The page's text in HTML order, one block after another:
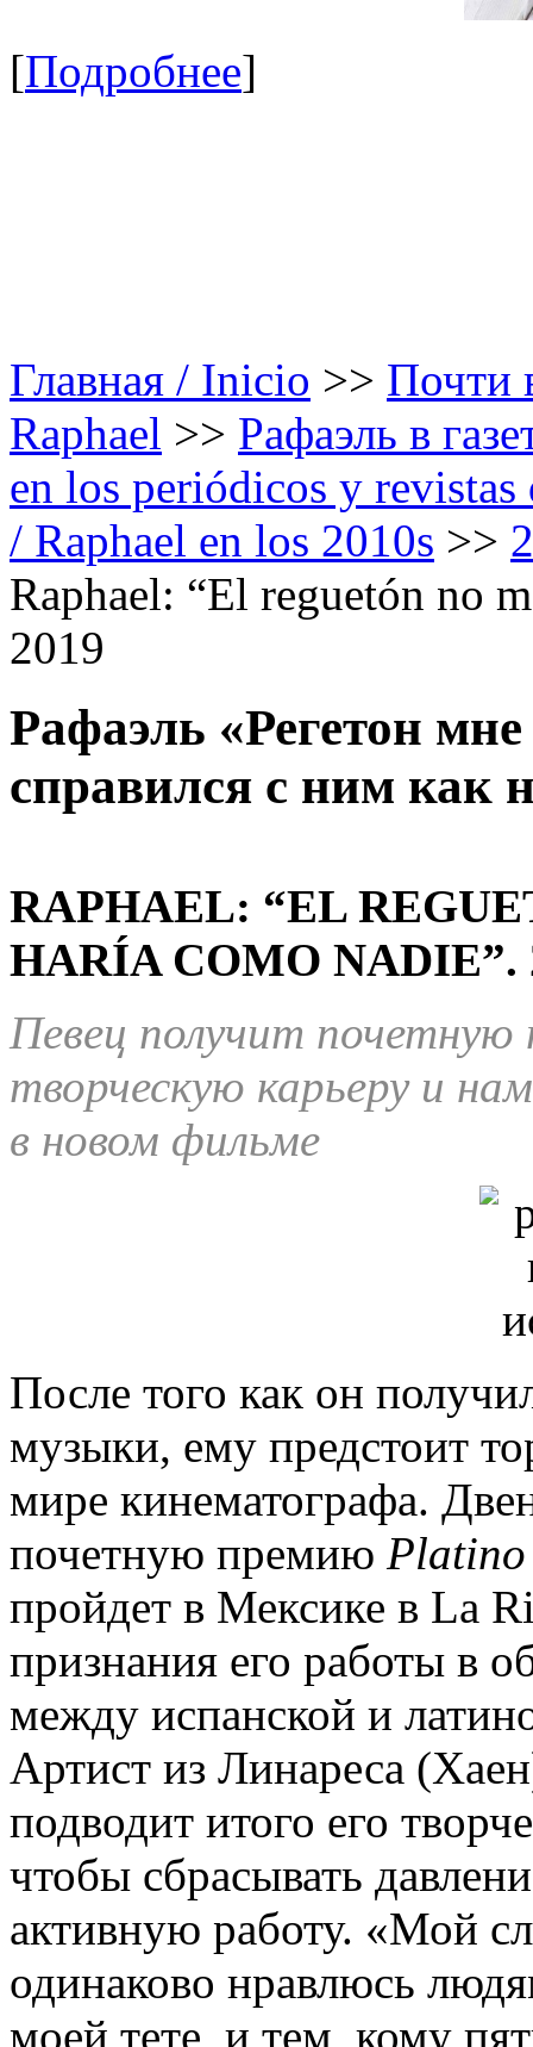
[Подробнее]
Главная / Inicio >> Почти
Raphael >> Рафаэль в
en los periódicos y
/ Raphael en los 2010s >>
Raphael: “El reguetón no
2019
Рафаэль «Регетон
справился с ним как
RAPHAEL: “EL
HARÍA COMO NADIE”.
Певец получит
творческую карьеру и
в новом фильме
После того как он
музыки, ему предстоит
мире кинематографа.
почетную премию Platino
пройдет в Мексике в La
признания его работы в
между испанской и
Артист из Линареса
подводит итого его
чтобы сбрасывать
активную работу. «Мой
одинаково нравлюсь
моей тете, и тем, кому